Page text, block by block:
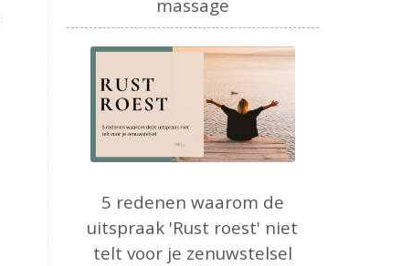
massage
5 redenen waarom de
uitspraak 'Rust roest' niet
telt voor je zenuwstelsel